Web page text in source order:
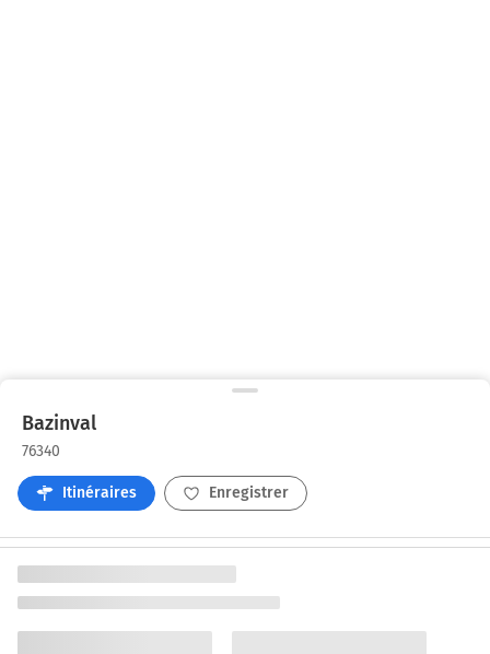
Bazinval
76340
Itinéraires Enregistrer